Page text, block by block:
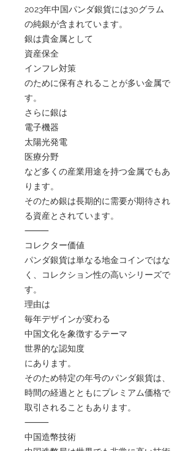
2023年中国パンダ銀貨には30グラム
の純銀が含まれています。
銀は貴金属として
資産保全
インフレ対策
のために保有されることが多い金属で
す。
さらに銀は
電子機器
太陽光発電
医療分野
など多くの産業用途を持つ金属でもあ
ります。
そのため銀は長期的に需要が期待され
る資産とされています。
⸻
コレクター価値
パンダ銀貨は単なる地金コインではな
く、コレクション性の高いシリーズで
す。
理由は
毎年デザインが変わる
中国文化を象徴するテーマ
世界的な認知度
にあります。
そのため特定の年号のパンダ銀貨は、
時間の経過とともにプレミアム価格で
取引されることもあります。
⸻
中国造幣技術